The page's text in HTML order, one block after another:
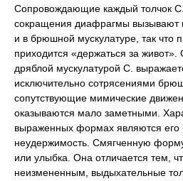
Сопровождающие каждый толчок
сокращения диафрагмы вызывают
и в брюшной мускулатуре, так что
приходится «держаться за
дряблой мускулатурой С.
исключительно сотрясениями
сопутствующие мимические
оказываются мало заметными.
выраженных формах являются его
неудержимость. Смягченную
или улыбка. Она отличается тем,
неизмененным, выдыхательные